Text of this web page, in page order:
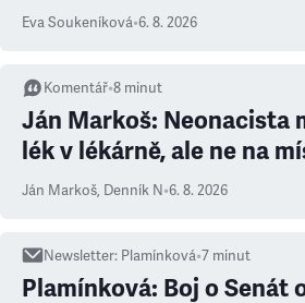
Eva Soukeníková•6. 8. 2026
Komentář•8 minut
Ján Markoš: Neonacista
lék v lékárně, ale ne na
Ján Markoš, Denník N•6. 8. 2026
Newsletter: Plamínková•7 minut
Plamínková: Boj o Senát